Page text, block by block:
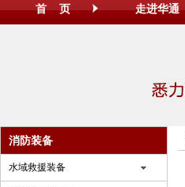
首 页 走进华通
消防装备
水域救援装备